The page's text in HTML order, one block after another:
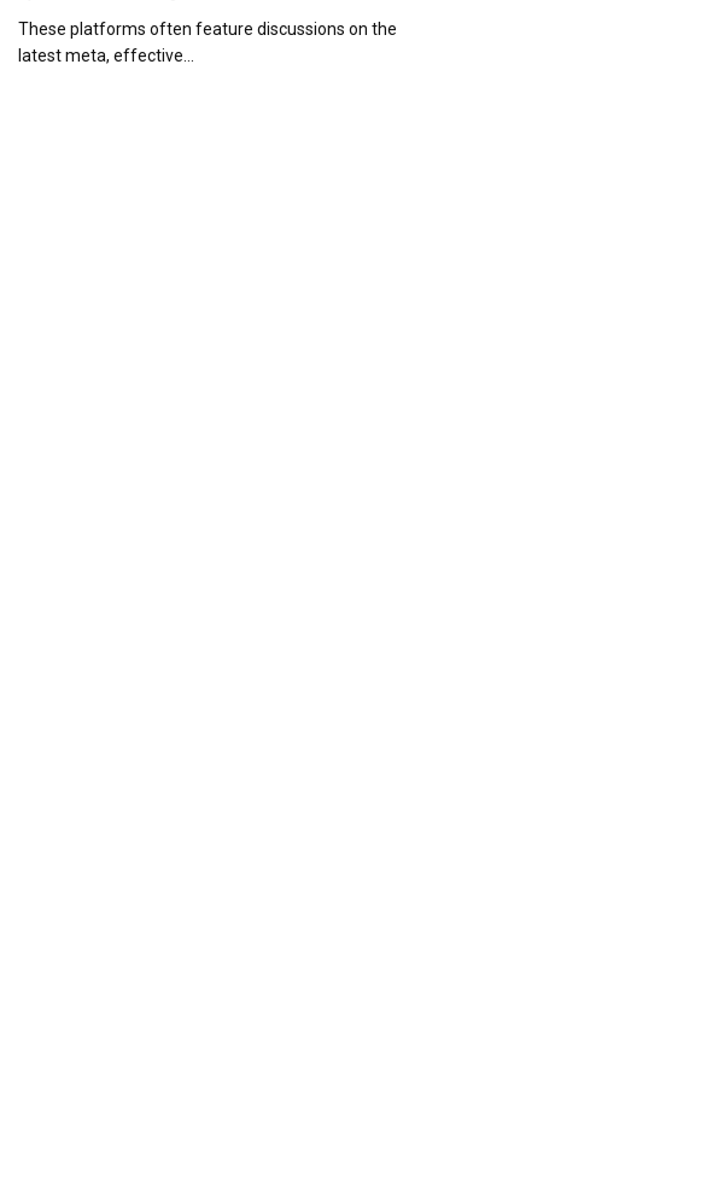
These platforms often feature discussions on the
latest meta, effective…